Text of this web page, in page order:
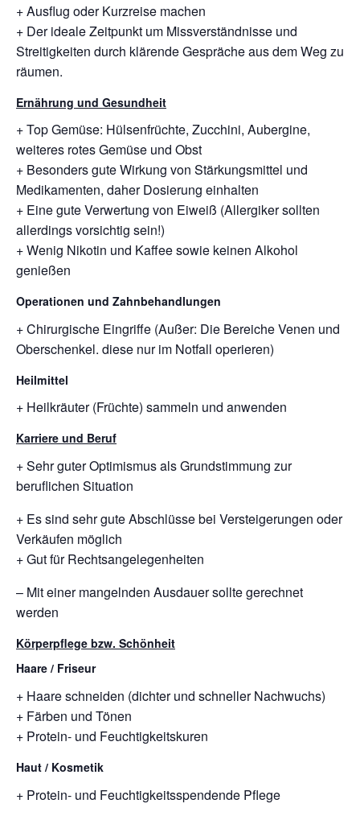
+ Ausflug oder Kurzreise machen
+ Der ideale Zeitpunkt um Missverständnisse und
Streitigkeiten durch klärende Gespräche aus dem Weg zu
räumen.
Ernährung und Gesundheit
+ Top Gemüse: Hülsenfrüchte, Zucchini, Aubergine,
weiteres rotes Gemüse und Obst
+ Besonders gute Wirkung von Stärkungsmittel und
Medikamenten, daher Dosierung einhalten
+ Eine gute Verwertung von Eiweiß (Allergiker sollten
allerdings vorsichtig sein!)
+ Wenig Nikotin und Kaffee sowie keinen Alkohol
genießen
Operationen und Zahnbehandlungen
+ Chirurgische Eingriffe (Außer: Die Bereiche Venen und
Oberschenkel. diese nur im Notfall operieren)
Heilmittel
+ Heilkräuter (Früchte) sammeln und anwenden
Karriere und Beruf
+ Sehr guter Optimismus als Grundstimmung zur
beruflichen Situation
+ Es sind sehr gute Abschlüsse bei Versteigerungen oder
Verkäufen möglich
+ Gut für Rechtsangelegenheiten
– Mit einer mangelnden Ausdauer sollte gerechnet
werden
Körperpflege bzw. Schönheit
Haare / Friseur
+ Haare schneiden (dichter und schneller Nachwuchs)
+ Färben und Tönen
+ Protein- und Feuchtigkeitskuren
Haut / Kosmetik
+ Protein- und Feuchtigkeitsspendende Pflege